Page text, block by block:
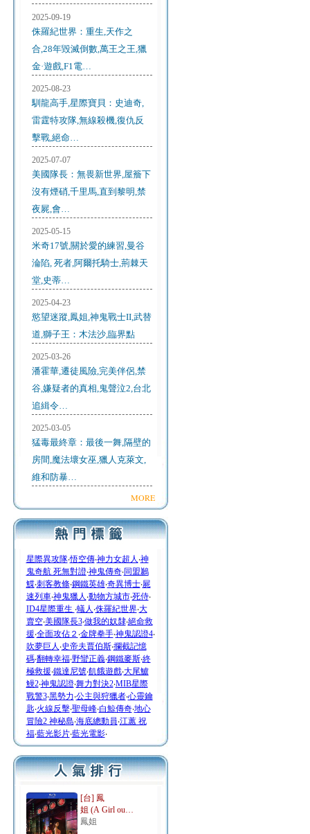
2025-09-19
侏羅紀世界：重生,天作之
合,28年毀滅倒數,萬王之王,獵
金·遊戲,F1電…
2025-08-23
馴龍高手,星際寶貝：史迪奇,
雷霆特攻隊,無線殺機,復仇反
擊戰,絕命…
2025-07-07
美國隊長：無畏新世界,屋簷下
沒有煙硝,千里馬,直到黎明,禁
夜屍,會…
2025-05-15
米奇17號,關於愛的練習,曼谷
淪陷, 死者,阿爾托騎士,荊棘天
堂,史蒂…
2025-04-23
慾望迷蹤,鳳姐,神鬼戰士II,武替
道,獅子王：木法沙,臨界點
2025-03-26
潘霍華,遷徒風險,完美伴侶,禁
谷,嫌疑者的真相,鬼聲泣2,台北
追緝令…
2025-03-05
猛毒最終章：最後一舞,隔壁的
房間,魔法壞女巫,獵人克萊文,
維和防暴…
MORE
星際異攻隊‧悟空傳‧神力女超人 ‧神
鬼奇航 死無對證‧神鬼傳奇‧同盟鶼
鰈‧刺客教條‧鋼鐵英雄‧奇異博士‧屍
速列車‧神鬼獵人 ‧動物方城市‧死侍‧
ID4星際重生 ‧蟻人 ‧侏羅紀世界‧大
賣空‧美國隊長3‧做我的奴隸‧絕命救
援‧全面攻佔２ ‧金牌拳手‧神鬼認證4‧
吹夢巨人 ‧史帝夫賈伯斯‧攔截記憶
碼‧翻轉幸福‧野蠻正義‧鋼鐵麥斯‧終
極救援‧鐵達尼號‧飢餓遊戲‧大尾鱸
鰻2‧神鬼認證‧舞力對決2‧MIB星際
戰警3‧黑勢力‧公主與狩獵者‧心靈鑰
匙‧火線反擊‧聖母峰‧白鯨傳奇‧地心
冒險2 神秘島‧海底總動員‧江蕙 祝
福‧藍光影片‧藍光電影‧
[台] 鳳
姐 (A Girl ou…
鳳姐